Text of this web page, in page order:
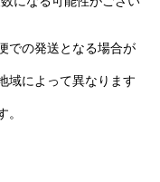
での発送となる場合が
によって異なります